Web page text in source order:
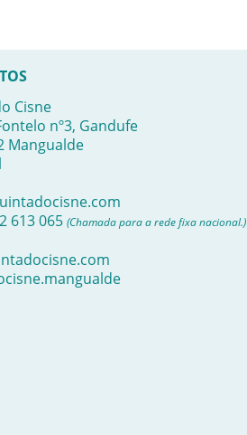
Cisne
nº3, Gandufe
Mangualde
613 065 (Chamada para a rede fixa nacional.)